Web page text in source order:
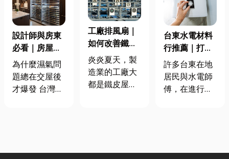
設計師與房東
必看｜房屋濕
氣重怎麼辦？
全屋除濕機＋
全熱交換器整
為什麼濕氣問
題總在交屋後
才爆發 台灣氣
同步規劃空氣
工廠排風扇｜
如何改善鐵皮
屋頂廠房的溫
度
炎炎夏天，製
造業的工廠大
都是鐵皮屋
台東水電材料
行推薦｜打造
安全耐用的居
家環境
許多台東在地
居民與水電師
傅，在進行居
料行採購。除